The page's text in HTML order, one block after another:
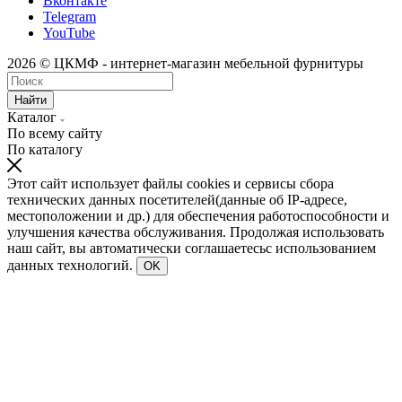
Telegram
YouTube
2026 © ЦКМФ - интернет-магазин мебельной фурнитуры
Найти
Каталог
По всему сайту
По каталогу
Этот сайт использует файлы cookies и сервисы сбора
технических данных посетителей(данные об IP-адресе,
местоположении и др.) для обеспечения работоспособности и
улучшения качества обслуживания. Продолжая использовать
наш сайт, вы автоматически соглашаетесьс использованием
данных технологий.
OK